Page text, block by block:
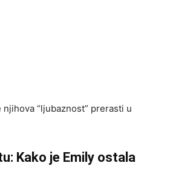
“ljubaznost” prerasti u
Kako je Emily ostala